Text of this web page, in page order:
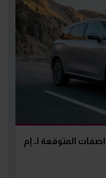
المتوقعة لـ إم